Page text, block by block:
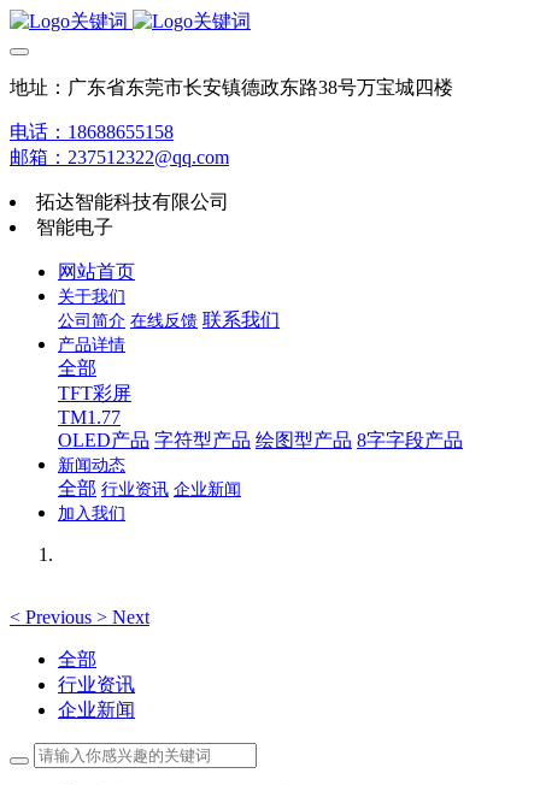
地址：广东省东莞市长安镇德政东路38号万宝城四楼
电话：18688655158
邮箱：237512322@qq.com
拓达智能科技有限公司
智能电子
网站首页
关于我们
公司简介 在线反馈 联系我们
产品详情
全部
TFT彩屏
TM1.77
OLED产品 字符型产品 绘图型产品 8字字段产品
新闻动态
全部 行业资讯 企业新闻
加入我们
< Previous > Next
全部
行业资讯
企业新闻